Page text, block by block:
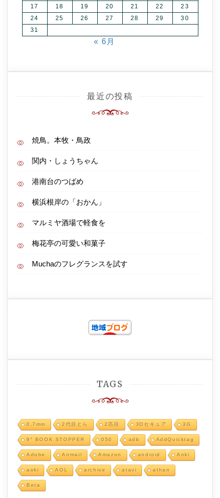
17
18 19 20 21 22
23
24
25 26 27 28 29
30
31
« 6月
最近の投稿
焼鳥。本牧・鳥政
関内・しょうちゃん
港南台のつばめ
横浜根岸の「おかん」
マルミヤ酒場で軽食を
梅花亭の可愛い和菓子
Muchaのフレグランスを試す
TAGS
0.7mm 2代目とら 2匹目 3Dセキュア 3G
9° BOOK STOPPER 050 adb AddQuicktag
Adobe Airmail Amazon android Anki
aoki AOL archive atavi athan
Beta